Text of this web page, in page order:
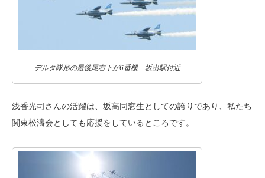
デルタ隊形の最後尾右下が6番機 坂出駅付近
浅香光司さんの活躍は、坂高同窓生としての誇りであり、私たち
関東松濤会としても応援をしているところです。